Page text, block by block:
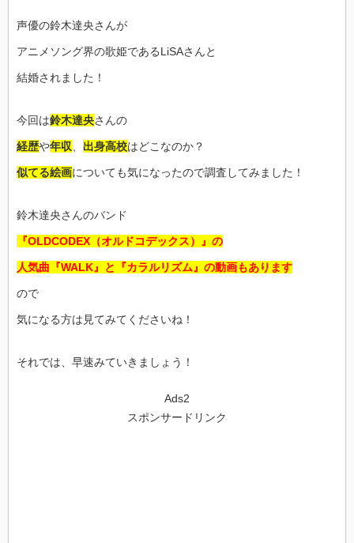
声優の鈴木達央さんが
アニメソング界の歌姫であるLiSAさんと
結婚されました！
今回は鈴木達央さんの
経歴や年収 出身高校はどこなのか？
似てる絵画についても気になったので調査してみました！
鈴木達央さんのバンド
『OLDCODEX（オルドコデックス）』の
人気曲『WALK』と『カラルリズム』の動画もあります
ので
気になる方は見てみてくださいね！
それでは、早速みていきましょう！
Ads2
スポンサードリンク